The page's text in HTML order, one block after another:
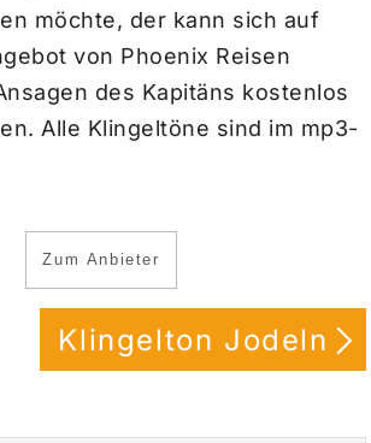
möchte, der kann sich auf
von Phoenix Reisen
des Kapitäns kostenlos
Alle Klingeltöne sind im mp3-
Zum Anbieter
Klingelton Jodeln